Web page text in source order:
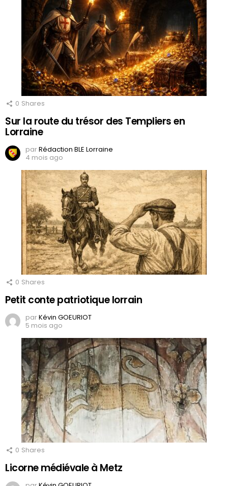
0 Shares
Sur la route du trésor des Templiers en
Lorraine
parRédaction BLE Lorraine
4 mois ago
0 Shares
Petit conte patriotique lorrain
parKévin GOEURIOT
5 mois ago
0 Shares
Licorne médiévale à Metz